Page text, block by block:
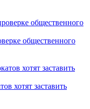
общественного
хотят заставить